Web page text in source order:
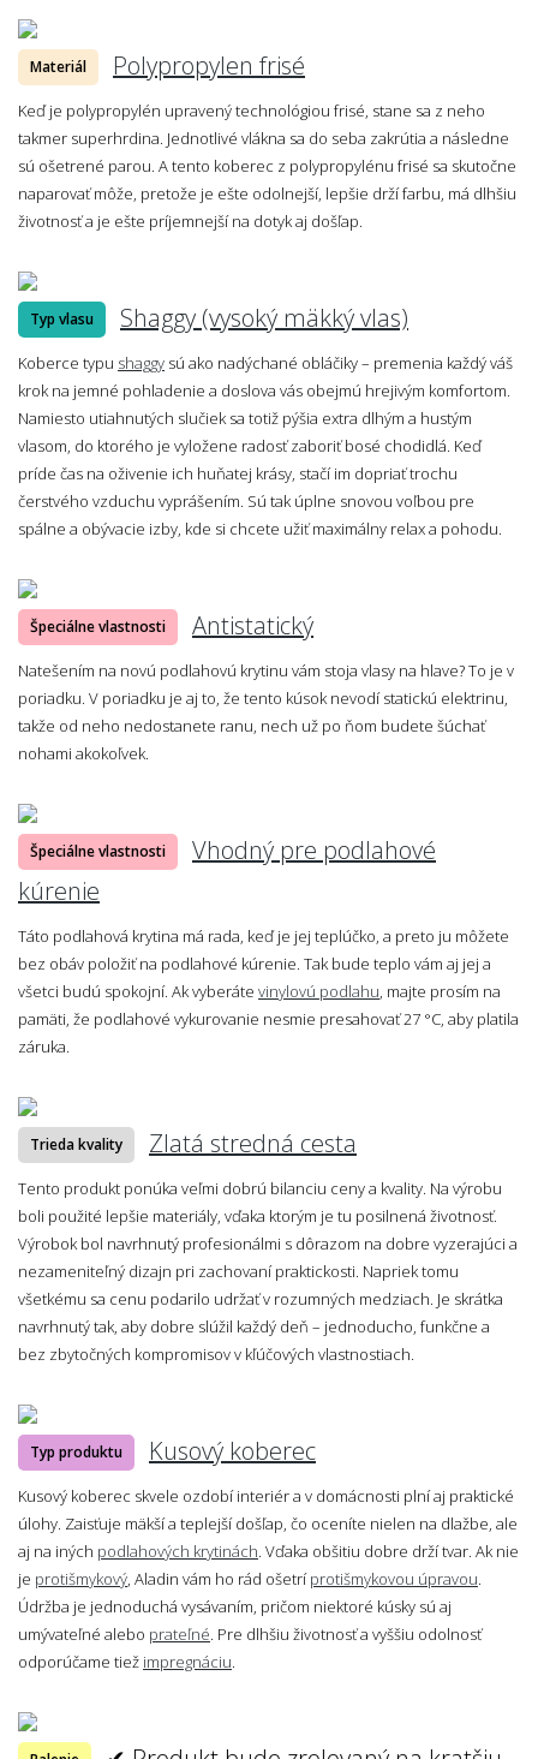
Materiál Polypropylen frisé
Keď je polypropylén upravený technológiou frisé, stane sa z neho
takmer superhrdina. Jednotlivé vlákna sa do seba zakrútia a následne
sú ošetrené parou. A tento koberec z polypropylénu frisé sa skutočne
naparovať môže, pretože je ešte odolnejší, lepšie drží farbu, má dlhšiu
životnosť a je ešte príjemnejší na dotyk aj došľap.
Typ vlasu Shaggy (vysoký mäkký vlas)
Koberce typu shaggy sú ako nadýchané obláčiky – premenia každý váš
krok na jemné pohladenie a doslova vás obejmú hrejivým komfortom.
Namiesto utiahnutých slučiek sa totiž pýšia extra dlhým a hustým
vlasom, do ktorého je vyložene radosť zaboriť bosé chodidlá. Keď
príde čas na oživenie ich huňatej krásy, stačí im dopriať trochu
čerstvého vzduchu vyprášením. Sú tak úplne snovou voľbou pre
spálne a obývacie izby, kde si chcete užiť maximálny relax a pohodu.
Špeciálne vlastnosti Antistatický
Natešením na novú podlahovú krytinu vám stoja vlasy na hlave? To je v
poriadku. V poriadku je aj to, že tento kúsok nevodí statickú elektrinu,
takže od neho nedostanete ranu, nech už po ňom budete šúchať
nohami akokoľvek.
Špeciálne vlastnosti
Vhodný pre podlahové
kúrenie
Táto podlahová krytina má rada, keď je jej teplúčko, a preto ju môžete
bez obáv položiť na podlahové kúrenie. Tak bude teplo vám aj jej a
všetci budú spokojní. Ak vyberáte vinylovú podlahu , majte prosím na
pamäti, že podlahové vykurovanie nesmie presahovať 27 °C, aby platila
záruka.
Trieda kvality Zlatá stredná cesta
Tento produkt ponúka veľmi dobrú bilanciu ceny a kvality. Na výrobu
boli použité lepšie materiály, vďaka ktorým je tu posilnená životnosť.
Výrobok bol navrhnutý profesionálmi s dôrazom na dobre vyzerajúci a
nezameniteľný dizajn pri zachovaní praktickosti. Napriek tomu
všetkému sa cenu podarilo udržať v rozumných medziach. Je skrátka
navrhnutý tak, aby dobre slúžil každý deň – jednoducho, funkčne a
bez zbytočných kompromisov v kľúčových vlastnostiach.
Typ produktu Kusový koberec
Kusový koberec skvele ozdobí interiér a v domácnosti plní aj praktické
úlohy. Zaisťuje mäkší a teplejší došľap, čo oceníte nielen na dlažbe, ale
aj na iných podlahových krytinách . Vďaka obšitiu dobre drží tvar. Ak nie
je protišmykový , Aladin vám ho rád ošetríprotišmykovou úpravou
Údržba je jednoduchá vysávaním, pričom niektoré kúsky sú aj
umývateľné alebo prateľné . Pre dlhšiu životnosť a vyššiu odolnosť
odporúčame tiež impregnáciu